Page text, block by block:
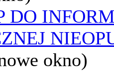
DO
okno)